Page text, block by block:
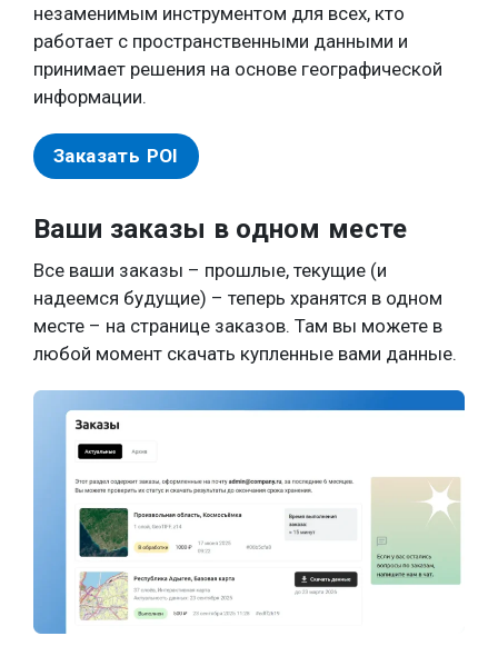
незаменимым инструментом для всех, кто
работает с пространственными данными и
принимает решения на основе географической
информации.
Заказать POI
Ваши заказы в одном месте
Все ваши заказы – прошлые, текущие (и
надеемся будущие) – теперь хранятся в одном
месте – на странице заказов. Там вы можете в
любой момент скачать купленные вами данные.